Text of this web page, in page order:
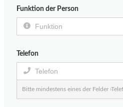
Funktion der Person
Telefon
Bitte mindestens eines der Felder